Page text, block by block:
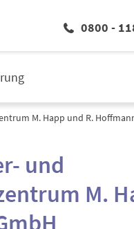
0800 -
M. Happ und R.
und
M.